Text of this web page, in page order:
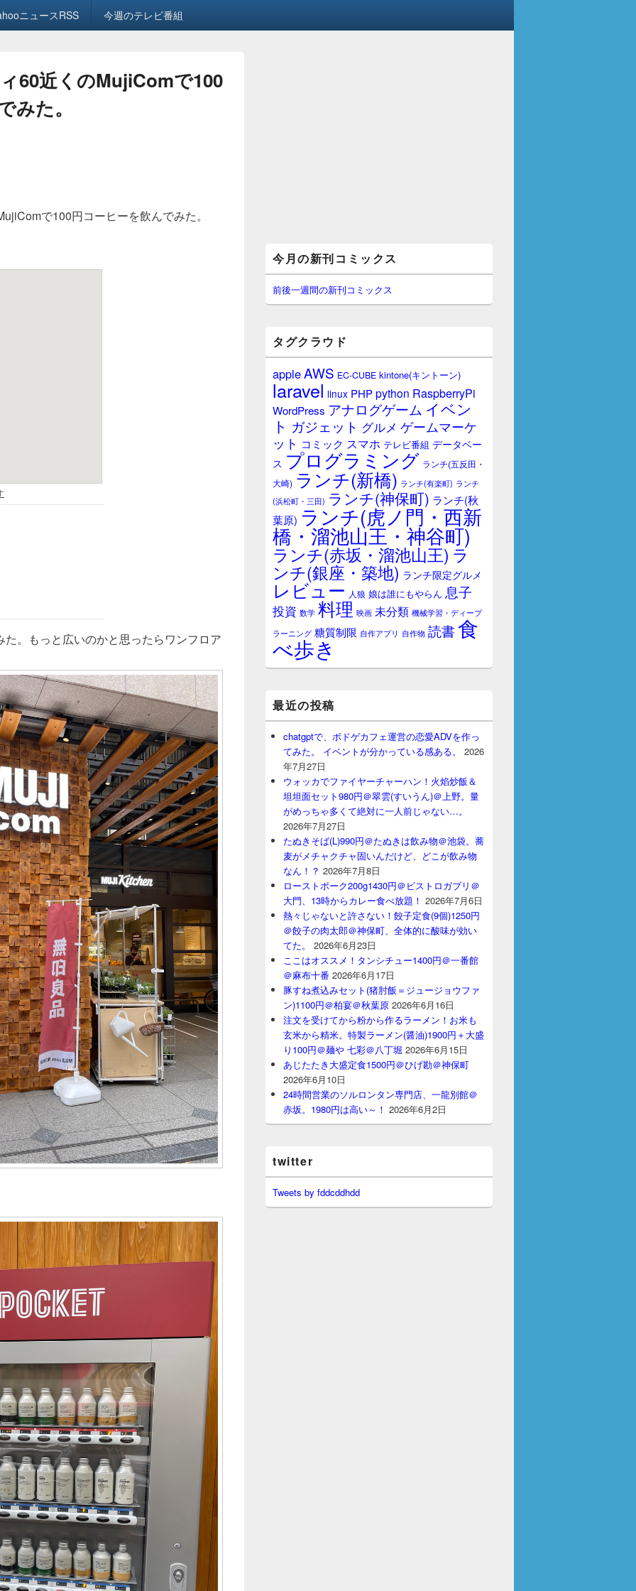
ニュースRSS 今週のテレビ番組
60近くのMujiComで100
みた。
で100円コーヒーを飲んでみた。
。もっと広いのかと思ったらワンフロア
イ
ン
サ
イ
ー
ジ
ッ
ト
今月の新刊コミックス
前後一週間の新刊コミックス
タグクラウド
appleAWS EC-CUBE kintone(キントーン)
laravel linux PHPpython RaspberryPi
WordPress アナログゲーム イベン
ト ガジェット グルメ ゲームマーケ
ット コミック スマホ テレビ番組 データベー
ス プログラミング ランチ(五反田・
大崎) ランチ(新橋) ランチ(有楽町) ランチ
(浜松町・三田) ランチ(神保町) ランチ(秋
葉原) ランチ(虎ノ門・西新
橋・溜池山王・神谷町)
ランチ(赤坂・溜池山王) ラ
ンチ(銀座・築地) ランチ限定グルメ
レビュー 人狼 娘は誰にもやらん 息子
投資 数学 料理 映画 未分類 機械学習・ディープ
ラーニング 糖質制限 自作アプリ 自作物 読書食
べ歩き
最近の投稿
chatgptで、ボドゲカフェ運営の恋愛ADVを作っ
てみた。 イベントが分かっている感ある。
2026
年7月27日
ウォッカでファイヤーチャーハン！火焰炒飯＆
坦坦面セット980円＠翠雲(すいうん)＠上野。量
がめっちゃ多くて絶対に一人前じゃない…。
2026年7月27日
たぬきそば(L)990円＠たぬきは飲み物＠池袋。蕎
麦がメチャクチャ固いんだけど、どこが飲み物
なん！？ 2026年7月8日
ローストポーク200g1430円＠ビストロガブリ＠
大門、13時からカレー食べ放題！ 2026年7月6日
熱々じゃないと許さない！餃子定食(9個)1250円
＠餃子の肉太郎＠神保町、全体的に酸味が効い
てた。
2026年6月23日
ここはオススメ！タンシチュー1400円＠一番館
＠麻布十番 2026年6月17日
豚すね煮込みセット(猪肘飯＝ジュージョウファ
ン)1100円＠柏宴＠秋葉原 2026年6月16日
注文を受けてから粉から作るラーメン！お米も
玄米から精米。特製ラーメン(醤油)1900円＋大盛
り100円＠麺や 七彩＠八丁堀 2026年6月15日
あじたたき大盛定食1500円＠ひげ勘＠神保町
2026年6月10日
24時間営業のソルロンタン専門店、一龍別館＠
赤坂。1980円は高い～！ 2026年6月2日
twitter
Tweets by fddcddhdd